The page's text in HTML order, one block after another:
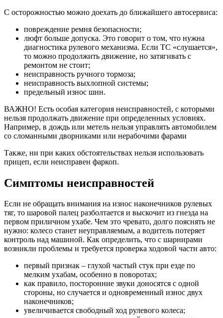
С осторожностью можно доехать до ближайшего автосервиса:
повреждение ремня безопасности;
люфт больше допуска. Это говорит о том, что нужна
диагностика рулевого механизма. Если ТС «слушается»,
то можно продолжить движение, но затягивать с
ремонтом не стоит;
неисправность ручного тормоза;
неисправность выхлопной системы;
предельный износ шин.
ВАЖНО! Есть особая категория неисправностей, с которыми
нельзя продолжать движение при определенных условиях.
Например, в дождь или метель нельзя управлять автомобилем
со сломанными дворниками или нерабочими фарами
Также, ни при каких обстоятельствах нельзя использовать
прицеп, если неисправен фаркоп.
Симптомы неисправностей
Если не обращать внимания на износ наконечников рулевых
тяг, то шаровой палец разболтается и выскочит из гнезда на
первом приличном ухабе. Чем это чревато, долго пояснять не
нужно: колесо станет неуправляемым, а водитель потеряет
контроль над машиной. Как определить, что с шарнирами
возникли проблемы и требуется проверка ходовой части авто:
первый признак – глухой частый стук при езде по
мелким ухабам, особенно в поворотах;
как правило, посторонние звуки доносятся с одной
стороны, но случается и одновременный износ двух
наконечников;
увеличивается свободный ход рулевого колеса;